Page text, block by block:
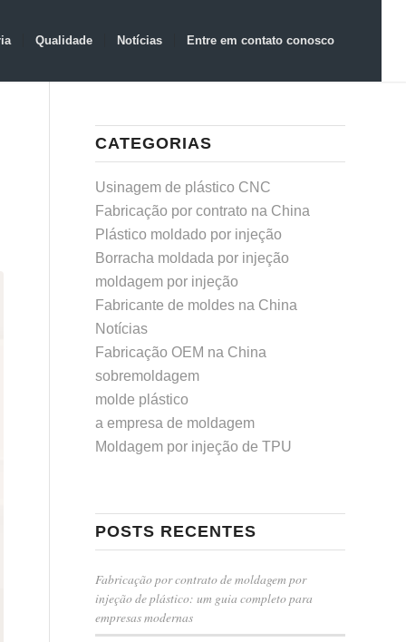
Qualidade Notícias Entre em contato conosco
CATEGORIAS
Usinagem de plástico CNC
Fabricação por contrato na China
Plástico moldado por injeção
Borracha moldada por injeção
moldagem por injeção
Fabricante de moldes na China
Notícias
Fabricação OEM na China
sobremoldagem
molde plástico
a empresa de moldagem
Moldagem por injeção de TPU
POSTS RECENTES
Fabricação por contrato de moldagem por
injeção de plástico: um guia completo para
empresas modernas